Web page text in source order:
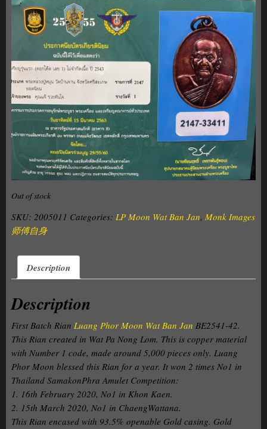
Out of stock
SKU: 2005011 Categories: LP Moon Wat Ban Jan, Monk Images
师傅自身
Description
Description
First Batch Rian Luang Phor Moon Wat Ban Jan BE2541-42.
This Rian created in Wat Pa Nong Lom. This is copper material
with Number 1 code, made around 5,000 pieces only. Luang
Phor Moon blessed this Rian for a year. It won 2 times No1 in
Thailand SamakonPhra Amulet Competition:
1. 16th February 2020, No1 in Khon Kaen.
2. 15th March 2020, No1 in ChaengWattana.
This Rian encased with 93.5% openable Gold casing. Gold